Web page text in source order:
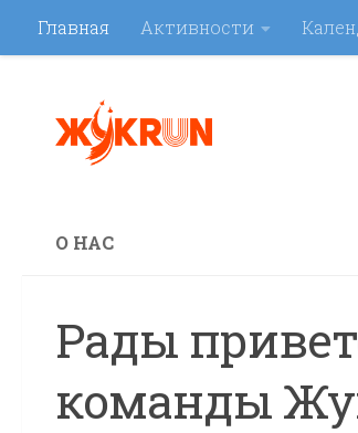
Перейти к содержимому
Главная Активности
О НАС
Рады
команды